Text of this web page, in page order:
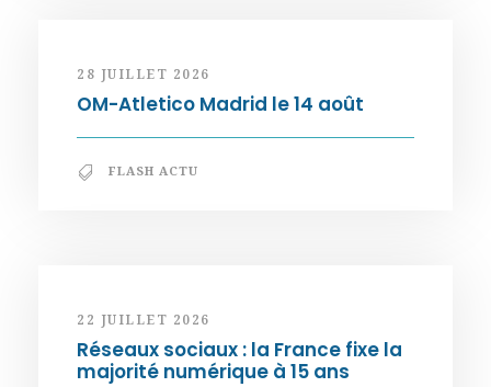
28 JUILLET 2026
OM-Atletico Madrid le 14 août
FLASH ACTU
22 JUILLET 2026
Réseaux sociaux : la France fixe la
majorité numérique à 15 ans